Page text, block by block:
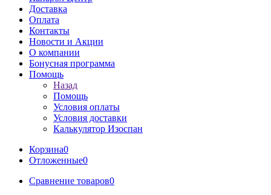
Доставка
Оплата
Контакты
Новости и Акции
О компании
Бонусная программа
Помощь
Назад
Помощь
Условия оплаты
Условия доставки
Калькулятор Изоспан
Корзина0
Отложенные0
Сравнение товаров0